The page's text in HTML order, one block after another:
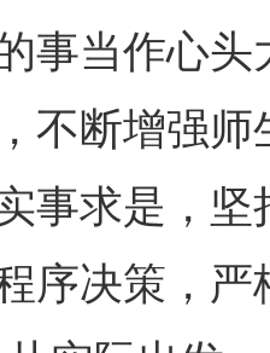
事当作心
不断增强
事求是，
序决策，严